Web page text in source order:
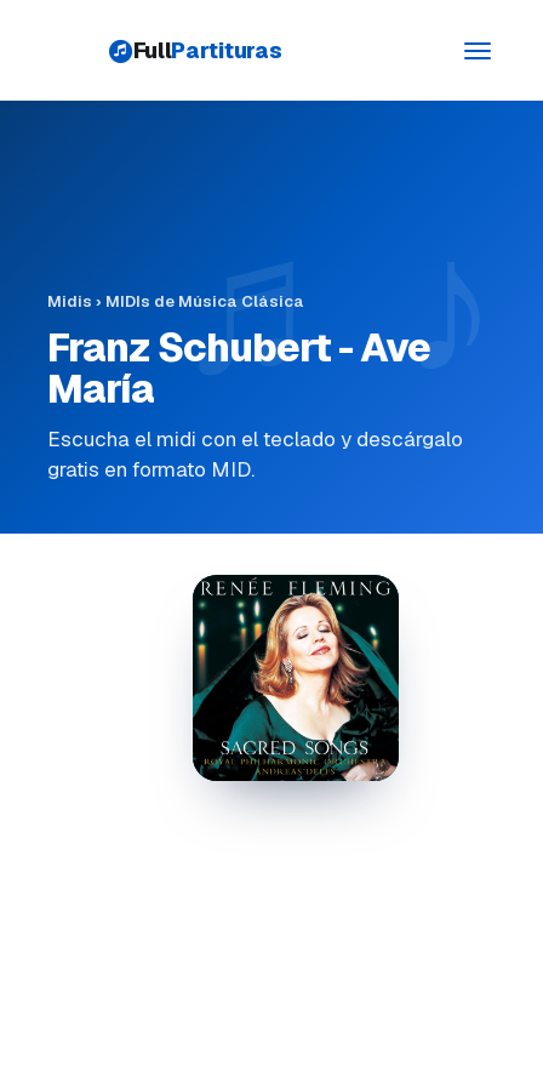
Toggle
FullPartituras
Midis › MIDIs de Música Clásica
Franz Schubert - Ave
María
Escucha el midi con el teclado y descárgalo
gratis en formato MID.